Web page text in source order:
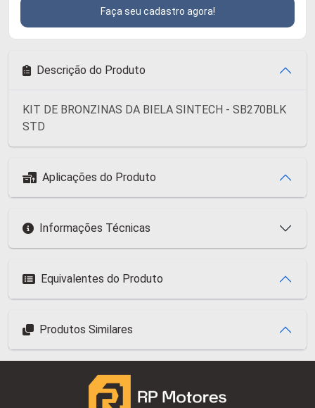
Faça seu cadastro agora!
Descrição do Produto
KIT DE BRONZINAS DA BIELA SINTECH - SB270BLK
STD
Aplicações do Produto
Informações Técnicas
Equivalentes do Produto
Produtos Similares